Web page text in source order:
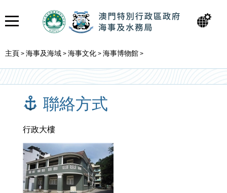
主頁 > 海事及海域 > 海事文化 > 海事博物館 >
聯絡方式
行政大樓